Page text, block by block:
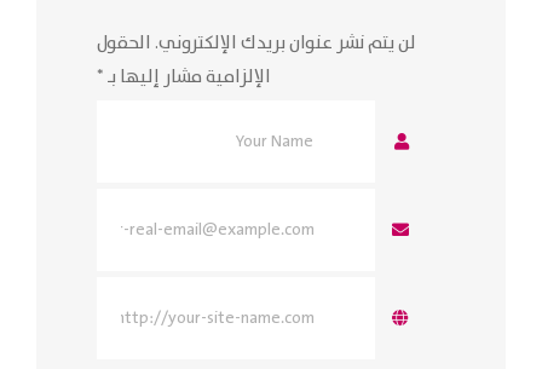
لن يتم نشر عنوان بريدك الإلكتروني. الحقول
الإلزامية مشار إليها بـ*